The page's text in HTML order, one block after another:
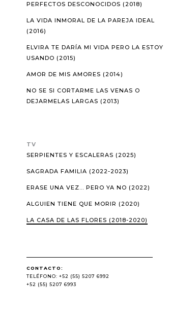
PERFECTOS DESCONOCIDOS (2018)
LA VIDA INMORAL DE LA PAREJA IDEAL
(2016)
ELVIRA TE DARÍA MI VIDA PERO LA ESTOY
USANDO (2015)
AMOR DE MIS AMORES (2014)
NO SE SI CORTARME LAS VENAS O
DEJARMELAS LARGAS (2013)
TV
SERPIENTES Y ESCALERAS (2025)
SAGRADA FAMILIA (2022-2023)
ERASE UNA VEZ... PERO YA NO (2022)
ALGUIEN TIENE QUE MORIR (2020)
LA CASA DE LAS FLORES (2018-2020)
CONTACTO:
TELÉFONO: +52 (55) 5207 6992
+52 (55) 5207 6993